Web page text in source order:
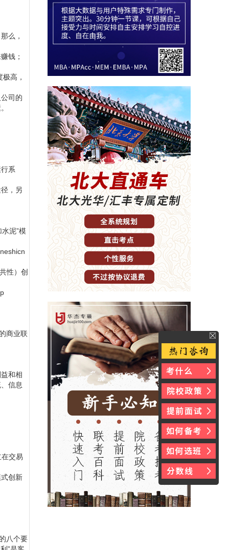
么，
钱；
高，
司的
系
，另
泥”模
性）创
商业联
和相
信息
交易
创新
八个要